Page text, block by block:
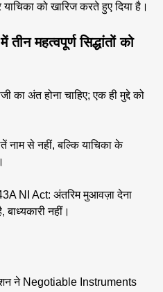
को खारिज करते हुए दिया है।
महत्वपूर्ण सिद्धांतों को
अंत होना चाहिए; एक ही मुद्दे को
से नहीं, बल्कि याचिका के
NI Act: अंतरिम मुआवज़ा देना
बाध्यकारी नहीं।
ने Negotiable Instruments